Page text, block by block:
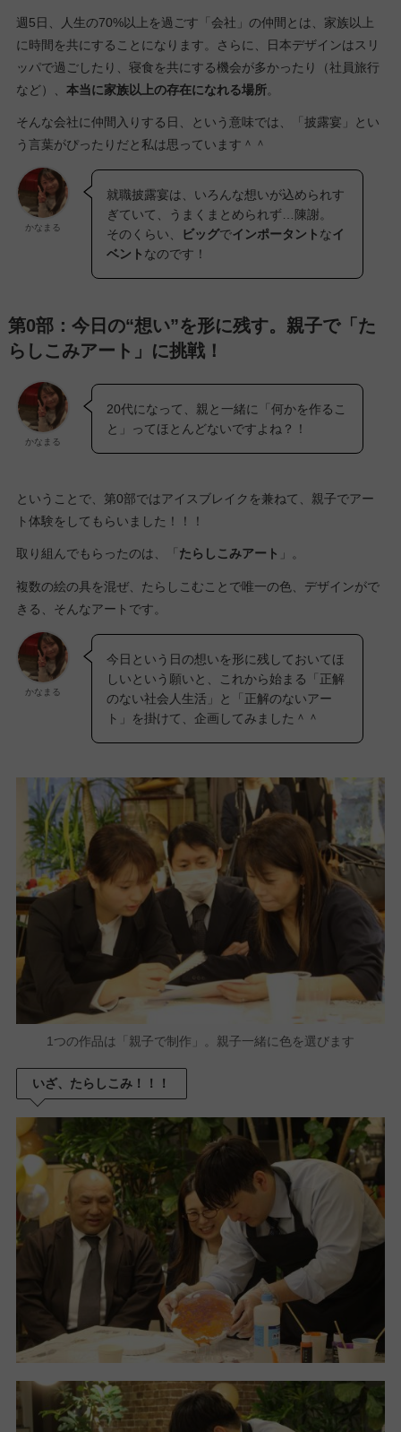
週5日、人生の70%以上を過ごす「会社」の仲間とは、家族以上
に時間を共にすることになります。さらに、日本デザインはスリ
ッパで過ごしたり、寝食を共にする機会が多かったり（社員旅行
など）、 本当に家族以上の存在になれる場所。
そんな会社に仲間入りする日、という意味では、「披露宴」とい
う言葉がぴったりだと私は思っています＾＾
かなまる
就職披露宴は、いろんな想いが込められす
ぎていて、うまくまとめられず…陳謝。
そのくらい、
ビッグでインポータント なイ
ベント なのです！
第0部：今日の“想い”を形に残す。親子で「た
らしこみアート」に挑戦！
かなまる
20代になって、親と一緒に「何かを作るこ
と」ってほとんどないですよね？！
ということで、第0部ではアイスブレイクを兼ねて、親子でアー
ト体験をしてもらいました！！！
取り組んでもらったのは、「 たらしこみアート 」。
複数の絵の具を混ぜ、たらしこむことで唯一の色、デザインがで
きる、そんなアートです。
かなまる
今日という日の想いを形に残しておいてほ
しいという願いと、これから始まる「正解
のない社会人生活」と「正解のないアー
ト」を掛けて、企画してみました＾＾
1つの作品は「親子で制作」。親子一緒に色を選びます
いざ、たらしこみ！！！